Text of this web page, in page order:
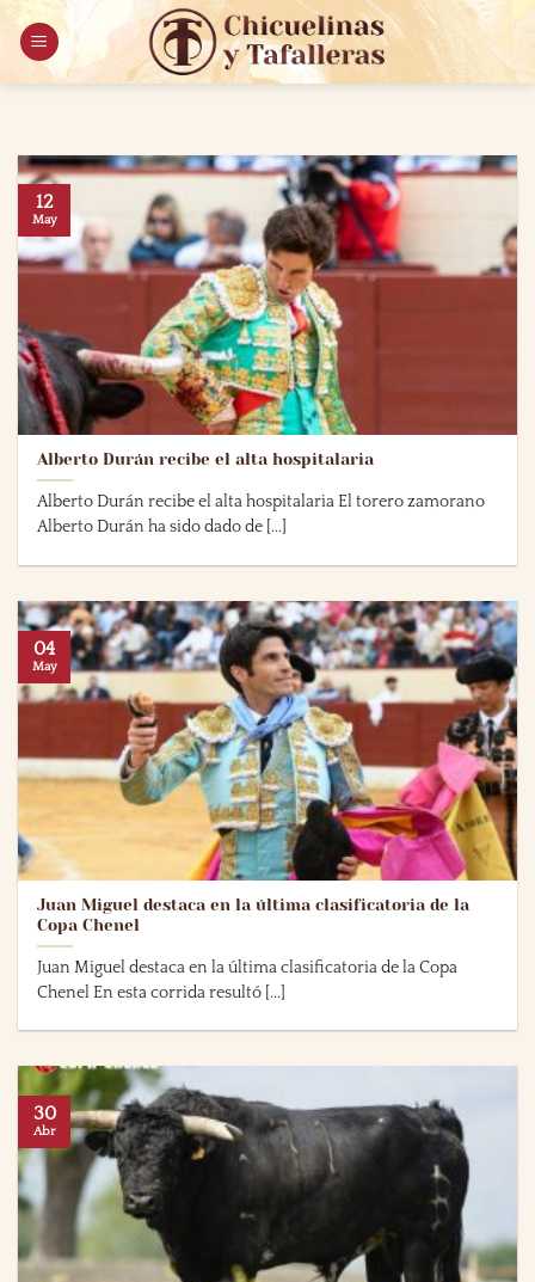
Saltar
contenido
Alberto Durán recibe el alta hospitalaria
Alberto Durán recibe el alta hospitalaria El torero zamorano
Alberto Durán ha sido dado de [...]
12
May
Juan Miguel destaca en la última clasificatoria de la
Copa Chenel
Juan Miguel destaca en la última clasificatoria de la Copa
Chenel En esta corrida resultó [...]
04
May
30
Abr